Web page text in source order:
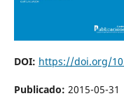
DOI: https://doi.org/
Publicado: 2015-05-31